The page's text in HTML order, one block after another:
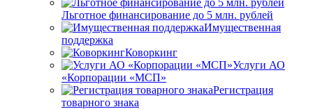
Льготное финансирование до 5 млн. рублей
Имущественная
поддержка
Коворкинг
Услуги АО
«Корпорации «МСП»
Регистрация
товарного знака